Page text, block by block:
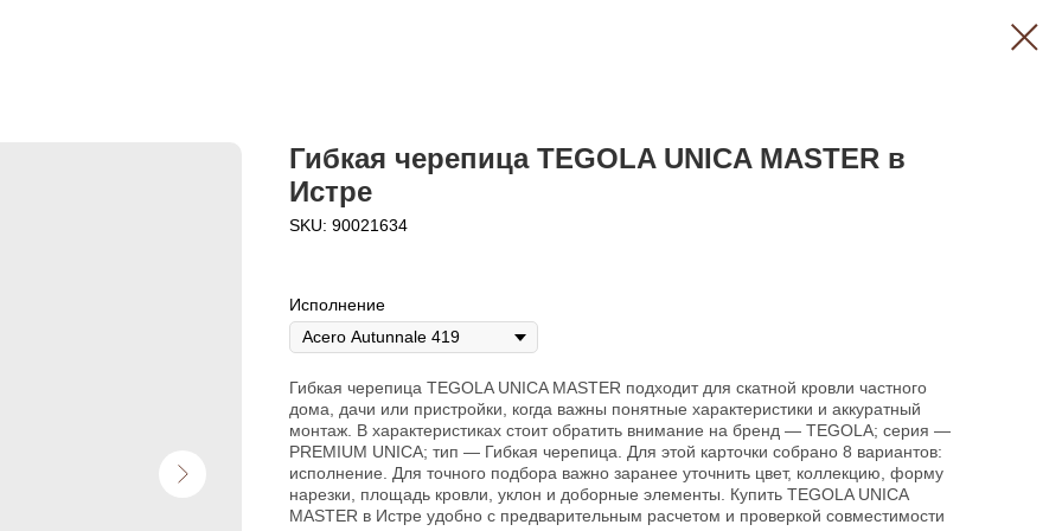
Гибкая черепица TEGOLA UNICA MASTER в
Истре
SKU: 90021634
Исполнение
Гибкая черепица TEGOLA UNICA MASTER подходит для скатной кровли частного
дома, дачи или пристройки, когда важны понятные характеристики и аккуратный
монтаж. В характеристиках стоит обратить внимание на бренд — TEGOLA; серия —
PREMIUM UNICA; тип — Гибкая черепица. Для этой карточки собрано 8 вариантов:
исполнение. Для точного подбора важно заранее уточнить цвет, коллекцию, форму
нарезки, площадь кровли, уклон и доборные элементы. Купить TEGOLA UNICA
MASTER в Истре удобно с предварительным расчетом и проверкой совместимости